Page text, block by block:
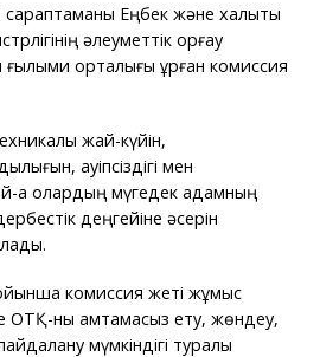
сараптаманы Еңбек және халықты
әлеуметтік қорғау
ғылыми орталығы құрған комиссия
жай-күйін,
қауіпсіздігі мен
ақ олардың мүгедек адамның
деңгейіне әсерін
комиссия жеті жұмыс
ОТҚ-ны қамтамасыз ету, жөндеу,
мүмкіндігі туралы